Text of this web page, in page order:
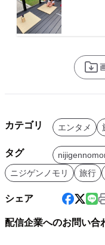
カテゴリ エンタメ
タグ
ニジゲンノモリ
旅行
シェア
配信企業へのお問い合